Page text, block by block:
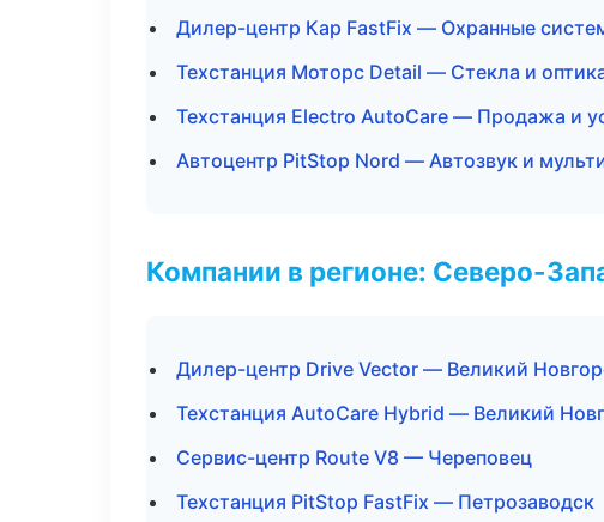
Дилер-центр Кар FastFix — Охранные
Техстанция Моторс Detail — Стекла и
Техстанция Electro AutoCare — Продажа и
Автоцентр PitStop Nord — Автозвук и
Компании в регионе: Северо-
Дилер-центр Drive Vector — Великий
Техстанция AutoCare Hybrid — Великий
Сервис-центр Route V8 — Череповец
Техстанция PitStop FastFix — Петрозаводск